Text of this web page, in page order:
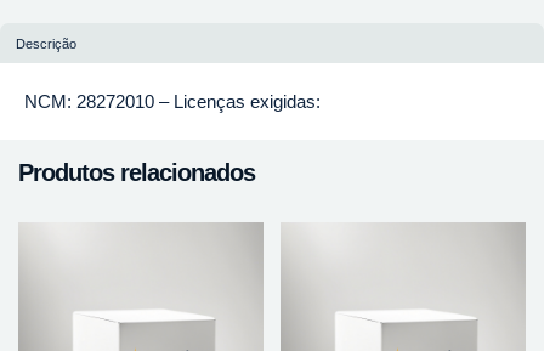
Descrição
NCM: 28272010 – Licenças exigidas:
Produtos relacionados